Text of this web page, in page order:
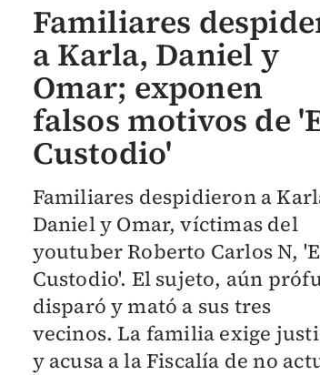
Familiares
a Karla, Daniel y
Omar; exponen
falsos motivos de
Custodio'
Familiares despidieron a
Daniel y Omar, víctimas del
youtuber Roberto Carlos N,
Custodio'. El sujeto, aún
disparó y mató a sus tres
vecinos. La familia exige
y acusa a la Fiscalía de no